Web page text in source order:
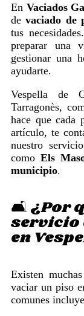
En Vaciados
devaciado de
tus
preparar una
gestionar una
ayudarte.
Vespella de
Tarragonès,
hace que cada
artículo, te
nuestro
comoEls
municipio.
🛋️ ¿Por
servicio
en
Existen
vaciar un piso
comunes